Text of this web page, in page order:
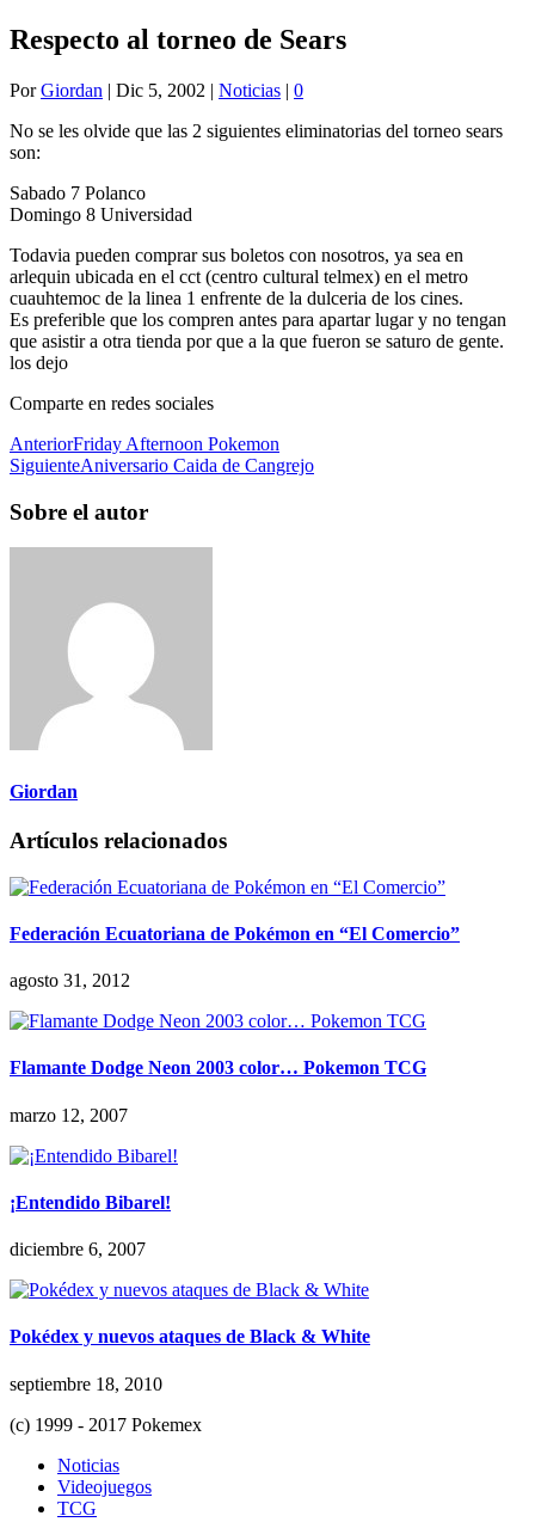
Respecto al torneo de Sears
PorGiordan | Dic 5, 2002 | Noticias | 0
No se les olvide que las 2 siguientes eliminatorias del torneo sears
son:
Sabado 7 Polanco
Domingo 8 Universidad
Todavia pueden comprar sus boletos con nosotros, ya sea en
arlequin ubicada en el cct (centro cultural telmex) en el metro
cuauhtemoc de la linea 1 enfrente de la dulceria de los cines.
Es preferible que los compren antes para apartar lugar y no tengan
que asistir a otra tienda por que a la que fueron se saturo de gente.
los dejo
Comparte en redes sociales
AnteriorFriday Afternoon Pokemon
SiguienteAniversario Caida de Cangrejo
Sobre el autor
Giordan
Artículos relacionados
Federación Ecuatoriana de Pokémon en “El Comercio”
agosto 31, 2012
Flamante Dodge Neon 2003 color… Pokemon TCG
marzo 12, 2007
¡Entendido Bibarel!
diciembre 6, 2007
Pokédex y nuevos ataques de Black & White
septiembre 18, 2010
(c) 1999 - 2017 Pokemex
Noticias
Videojuegos
TCG